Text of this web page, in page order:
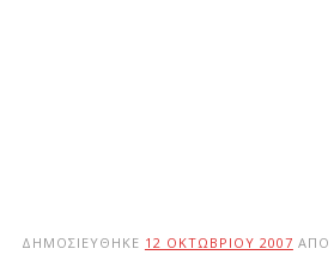
ΔΗΜΟΣΙΕΎΘΗΚΕ 12 ΟΚΤΩΒΡΊΟΥ 2007 ΑΠΌ